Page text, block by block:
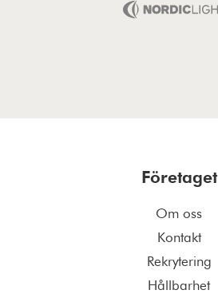
Företaget
Om oss
Kontakt
Rekrytering
Hållbarhet